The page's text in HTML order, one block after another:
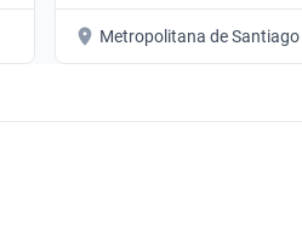
Metropolitana de Santiago